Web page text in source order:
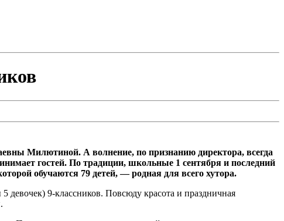
Милютиной. А волнение, по признанию директора, всегда
гостей. По традиции, школьные 1 сентября и последний
обучаются 79 детей, — родная для всего хутора.
девочек) 9-классников. Повсюду красота и праздничная